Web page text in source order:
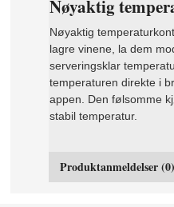
Nøyaktig
Nøyaktig
lagre vinene, la dem
serveringsklar
temperaturen direkte i
appen. Den følsomme
stabil temperatur.
Produktanmeldelser (0)